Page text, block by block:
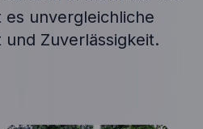
es unvergleichliche
und Zuverlässigkeit.